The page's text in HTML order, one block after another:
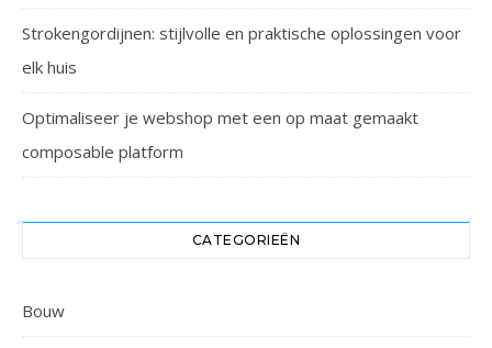
Strokengordijnen: stijlvolle en praktische oplossingen voor
elk huis
Optimaliseer je webshop met een op maat gemaakt
composable platform
CATEGORIEËN
Bouw